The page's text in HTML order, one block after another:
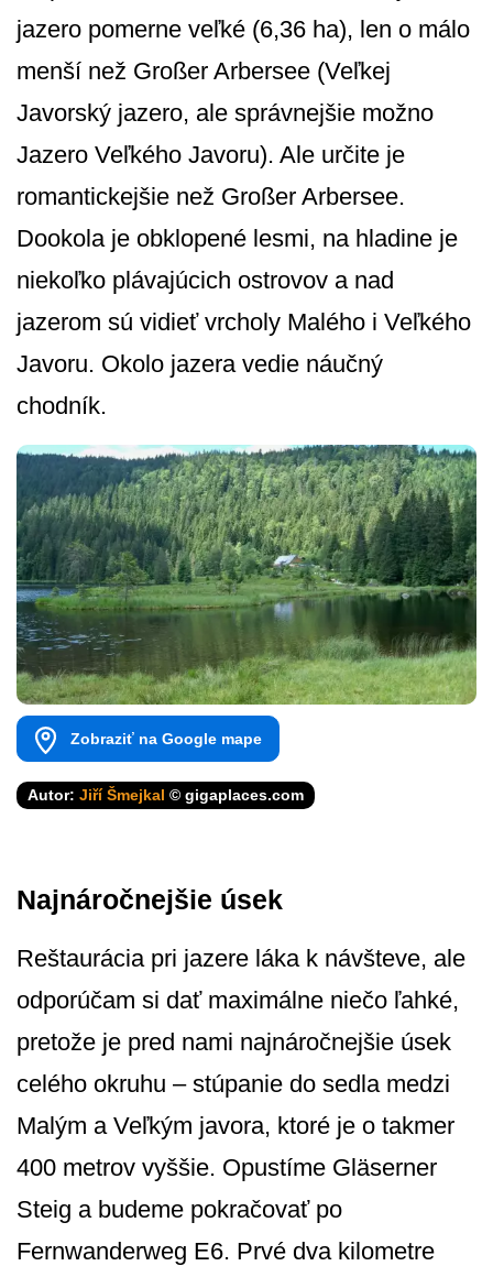
jazero pomerne veľké (6,36 ha), len o málo
menší než Großer Arbersee (Veľkej
Javorský jazero, ale správnejšie možno
Jazero Veľkého Javoru). Ale určite je
romantickejšie než Großer Arbersee.
Dookola je obklopené lesmi, na hladine je
niekoľko plávajúcich ostrovov a nad
jazerom sú vidieť vrcholy Malého i Veľkého
Javoru. Okolo jazera vedie náučný
chodník.
Zobraziť na Google mape
Autor: Jiří Šmejkal © gigaplaces.com
Najnáročnejšie úsek
Reštaurácia pri jazere láka k návšteve, ale
odporúčam si dať maximálne niečo ľahké,
pretože je pred nami najnáročnejšie úsek
celého okruhu – stúpanie do sedla medzi
Malým a Veľkým javora, ktoré je o takmer
400 metrov vyššie. Opustíme Gläserner
Steig a budeme pokračovať po
Fernwanderweg E6. Prvé dva kilometre